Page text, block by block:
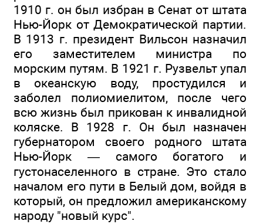
1910 г. он был избран в Сенат от штата
Нью-Йорк от Демократической партии.
В 1913 г. президент Вильсон назначил
его заместителем министра по
морским путям. В 1921 г. Рузвельт упал
в океанскую воду, простудился и
заболел полиомиелитом, после чего
всю жизнь был прикован к инвалидной
коляске. В 1928 г. Он был назначен
губернатором своего родного штата
Нью-Йорк — самого богатого и
густонаселенного в стране. Это стало
началом его пути в Белый дом, войдя в
который, он предложил американскому
народу "новый курс".